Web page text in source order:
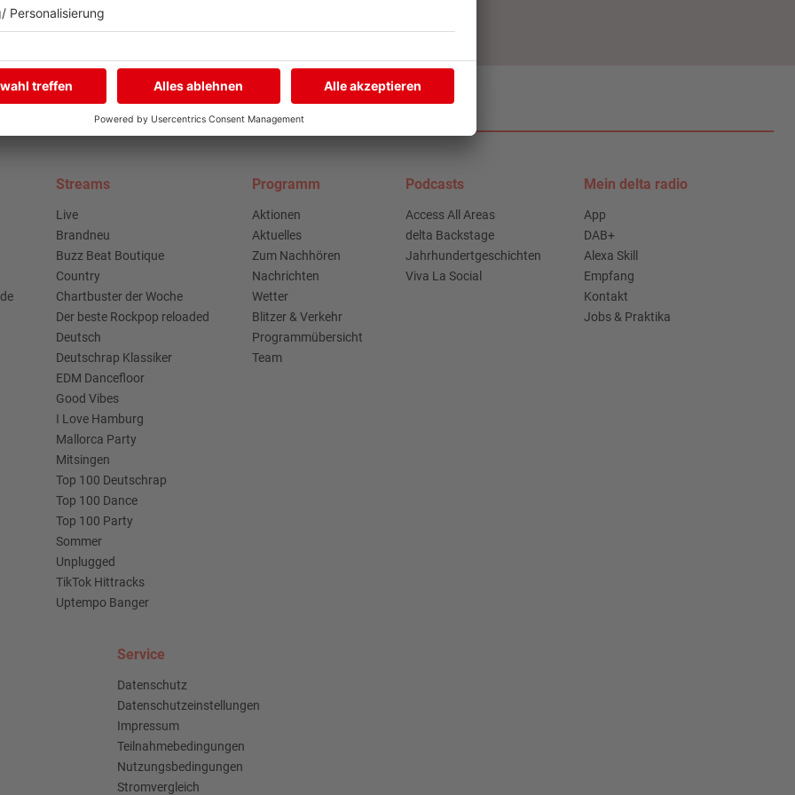
Streams
Live
Brandneu
Buzz Beat Boutique
Country
Chartbuster der Woche
Der beste Rockpop reloaded
Deutsch
Deutschrap Klassiker
EDM Dancefloor
Good Vibes
I Love Hamburg
Mallorca Party
Mitsingen
Top 100 Deutschrap
Top 100 Dance
Top 100 Party
Sommer
Unplugged
TikTok Hittracks
Uptempo Banger
Programm
Aktionen
Aktuelles
Zum Nachhören
Nachrichten
Wetter
Blitzer & Verkehr
Programmübersicht
Team
Podcasts
Access All Areas
delta Backstage
Jahrhundertgeschichten
Viva La Social
Mein delta radio
App
DAB+
Alexa Skill
Empfang
Kontakt
Jobs & Praktika
Service
Datenschutz
Datenschutzeinstellungen
Impressum
Teilnahmebedingungen
Nutzungsbedingungen
Stromvergleich